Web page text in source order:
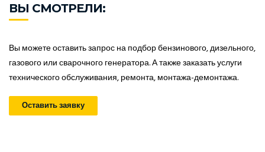
ВЫ СМОТРЕЛИ:
Вы можете оставить запрос на подбор бензинового, дизельного,
газового или сварочного генератора. А также заказать услуги
технического обслуживания, ремонта, монтажа-демонтажа.
Оставить заявку